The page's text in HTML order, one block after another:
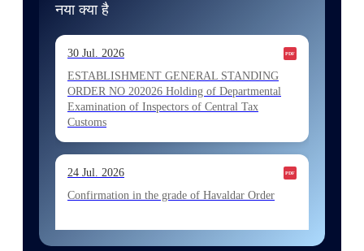
नया क्या है
30 Jul. 2026
ESTABLISHMENT GENERAL STANDING
ORDER NO 202026 Holding of Departmental
Examination of Inspectors of Central Tax
Customs
24 Jul. 2026
Confirmation in the grade of Havaldar Order